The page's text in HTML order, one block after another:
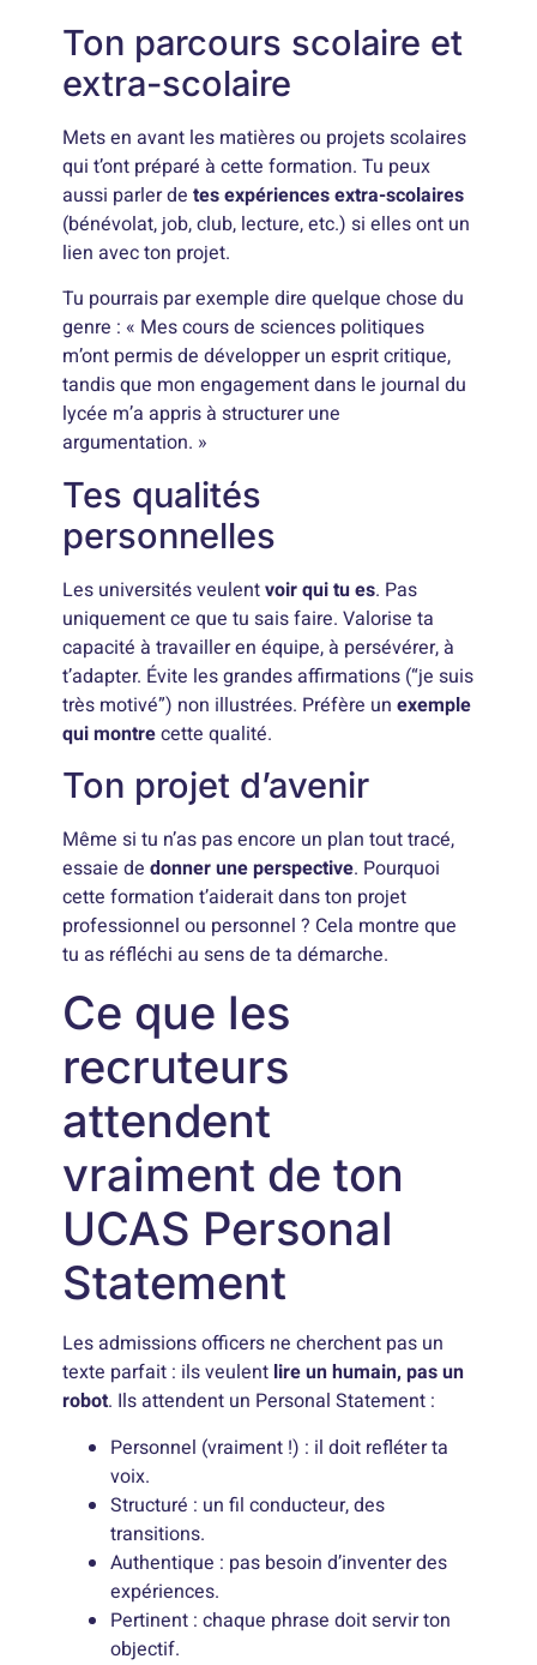
Ton parcours scolaire et
extra-scolaire
Mets en avant les matières ou projets scolaires
qui t’ont préparé à cette formation. Tu peux
aussi parler detes expériences extra-scolaires
(bénévolat, job, club, lecture, etc.) si elles ont un
lien avec ton projet.
Tu pourrais par exemple dire quelque chose du
genre : « Mes cours de sciences politiques
m’ont permis de développer un esprit critique,
tandis que mon engagement dans le journal du
lycée m’a appris à structurer une
argumentation. »
Tes qualités
personnelles
Les universités veulentvoir qui tu es. Pas
uniquement ce que tu sais faire. Valorise ta
capacité à travailler en équipe, à persévérer, à
t’adapter. Évite les grandes affirmations (“je suis
très motivé”) non illustrées. Préfère unexemple
qui montrecette qualité.
Ton projet d’avenir
Même si tu n’as pas encore un plan tout tracé,
essaie dedonner une perspective. Pourquoi
cette formation t’aiderait dans ton projet
professionnel ou personnel ? Cela montre que
tu as réfléchi au sens de ta démarche.
Ce que les
recruteurs
attendent
vraiment de ton
UCAS Personal
Statement
Les admissions officers ne cherchent pas un
texte parfait : ils veulent lire un humain, pas un
robot. Ils attendent un Personal Statement :
Personnel (vraiment !) : il doit refléter ta
voix.
Structuré : un fil conducteur, des
transitions.
Authentique : pas besoin d’inventer des
expériences.
Pertinent : chaque phrase doit servir ton
objectif.